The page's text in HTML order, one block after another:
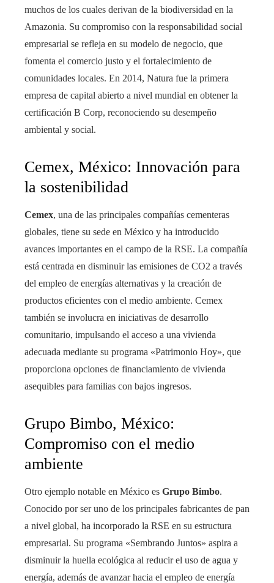
muchos de los cuales derivan de la biodiversidad en la
Amazonia. Su compromiso con la responsabilidad social
empresarial se refleja en su modelo de negocio, que
fomenta el comercio justo y el fortalecimiento de
comunidades locales. En 2014, Natura fue la primera
empresa de capital abierto a nivel mundial en obtener la
certificación B Corp, reconociendo su desempeño
ambiental y social.
Cemex, México: Innovación para
la sostenibilidad
Cemex, una de las principales compañías cementeras
globales, tiene su sede en México y ha introducido
avances importantes en el campo de la RSE. La compañía
está centrada en disminuir las emisiones de CO2 a través
del empleo de energías alternativas y la creación de
productos eficientes con el medio ambiente. Cemex
también se involucra en iniciativas de desarrollo
comunitario, impulsando el acceso a una vivienda
adecuada mediante su programa «Patrimonio Hoy», que
proporciona opciones de financiamiento de vivienda
asequibles para familias con bajos ingresos.
Grupo Bimbo, México:
Compromiso con el medio
ambiente
Otro ejemplo notable en México es Grupo Bimbo.
Conocido por ser uno de los principales fabricantes de pan
a nivel global, ha incorporado la RSE en su estructura
empresarial. Su programa «Sembrando Juntos» aspira a
disminuir la huella ecológica al reducir el uso de agua y
energía, además de avanzar hacia el empleo de energía